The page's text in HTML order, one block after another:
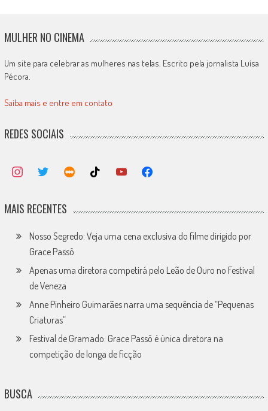
MULHER NO CINEMA
Um site para celebrar as mulheres nas telas. Escrito pela jornalista Luísa
Pécora.
Saiba mais e entre em contato
REDES SOCIAIS
MAIS RECENTES
Nosso Segredo: Veja uma cena exclusiva do filme dirigido por
Grace Passô
Apenas uma diretora competirá pelo Leão de Ouro no Festival
de Veneza
Anne Pinheiro Guimarães narra uma sequência de “Pequenas
Criaturas”
Festival de Gramado: Grace Passô é única diretora na
competição de longa de ficção
BUSCA